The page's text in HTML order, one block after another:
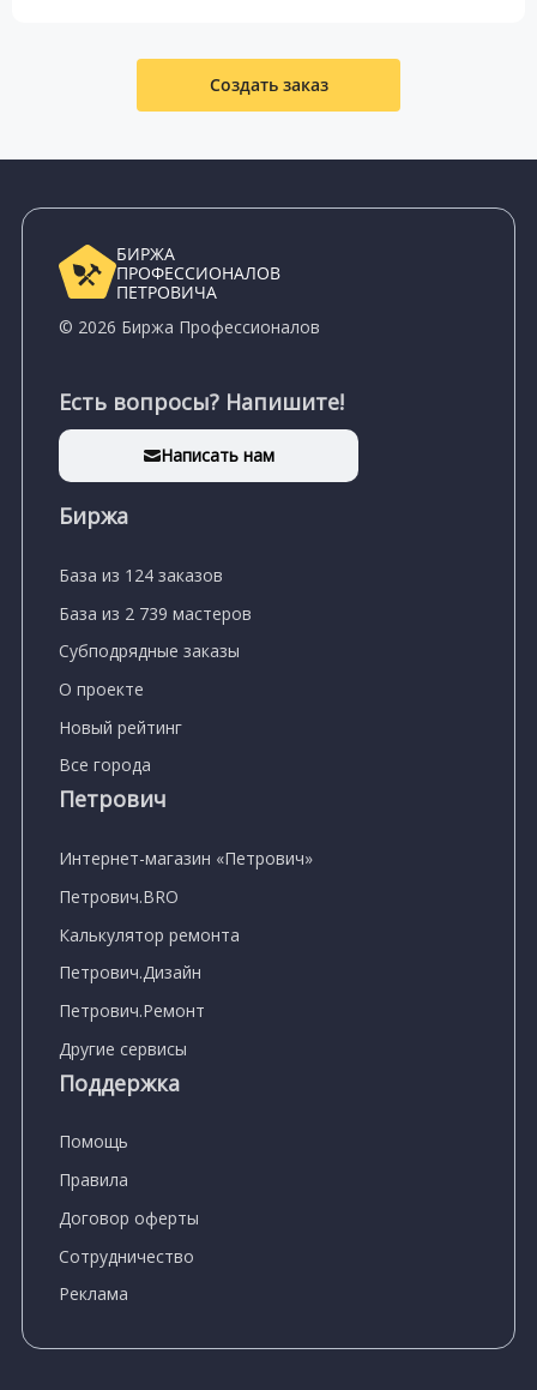
Создать заказ
БИРЖА
ПРОФЕССИОНАЛОВ
ПЕТРОВИЧА
© 2026 Биржа Профессионалов
Есть вопросы? Напишите!
Написать нам
Биржа
База из 124 заказов
База из 2 739 мастеров
Субподрядные заказы
О проекте
Новый рейтинг
Все города
Петрович
Интернет-магазин «Петрович»
Петрович.BRO
Калькулятор ремонта
Петрович.Дизайн
Петрович.Ремонт
Другие сервисы
Поддержка
Помощь
Правила
Договор оферты
Сотрудничество
Реклама